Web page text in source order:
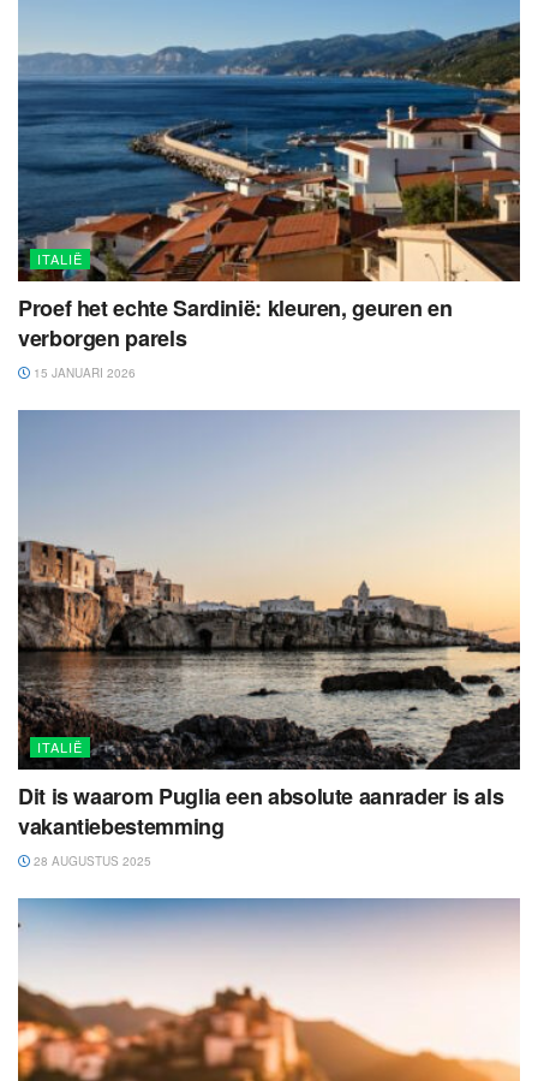
ITALIË
Proef het echte Sardinië: kleuren, geuren en
verborgen parels
15 JANUARI 2026
ITALIË
Dit is waarom Puglia een absolute aanrader is als
vakantiebestemming
28 AUGUSTUS 2025